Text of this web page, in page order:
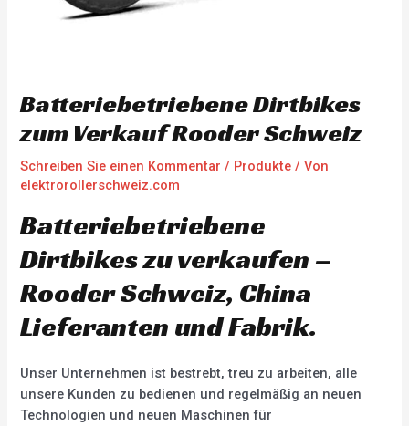
Batteriebetriebene Dirtbikes
zum Verkauf Rooder Schweiz
Schreiben Sie einen Kommentar / Produkte / Von
elektrorollerschweiz.com
Batteriebetriebene
Dirtbikes zu verkaufen –
Rooder Schweiz, China
Lieferanten und Fabrik.
Unser Unternehmen ist bestrebt, treu zu arbeiten, alle
unsere Kunden zu bedienen und regelmäßig an neuen
Technologien und neuen Maschinen für